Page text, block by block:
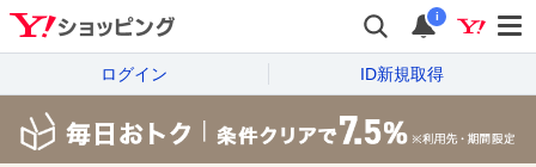
i
ログイン ID新規取得